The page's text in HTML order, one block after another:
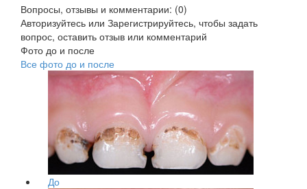
Вопросы, отзывы и комментарии: (0)
Авторизуйтесь или Зарегистрируйтесь, чтобы задать
вопрос, оставить отзыв или комментарий
Фото до и после
Все фото до и после
До